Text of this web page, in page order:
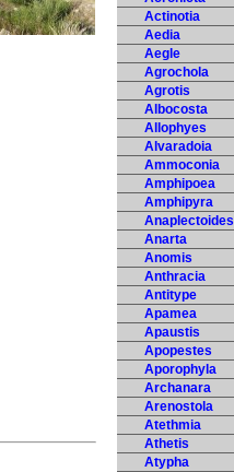
Actinotia
Aedia
Aegle
Agrochola
Agrotis
Albocosta
Allophyes
Alvaradoia
Ammoconia
Amphipoea
Amphipyra
Anaplectoides
Anarta
Anomis
Anthracia
Antitype
Apamea
Apaustis
Apopestes
Aporophyla
Archanara
Arenostola
Atethmia
Athetis
Atypha